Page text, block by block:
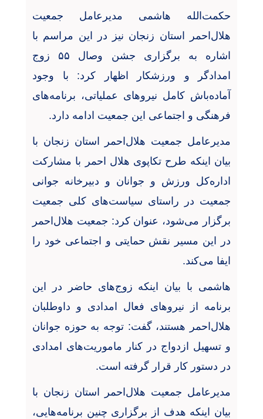
حکمت‌الله هاشمی مدیرعامل جمعیت
هلال‌احمر استان زنجان نیز در این مراسم با
اشاره به برگزاری جشن وصال ۵۵ زوج
امدادگر و ورزشکار اظهار کرد: با وجود
آماده‌باش کامل نیروهای عملیاتی، برنامه‌های
فرهنگی و اجتماعی این جمعیت ادامه دارد.
مدیرعامل جمعیت هلال‌احمر استان زنجان با
بیان اینکه طرح تکاپوی هلال احمر با مشارکت
اداره‌کل ورزش و جوانان و دبیرخانه جوانی
جمعیت در راستای سیاست‌های کلی جمعیت
برگزار می‌شود، عنوان کرد: جمعیت هلال‌احمر
در این مسیر نقش حمایتی و اجتماعی خود را
ایفا می‌کند.
هاشمی با بیان اینکه زوج‌های حاضر در این
برنامه از نیروهای فعال امدادی و داوطلبان
هلال‌احمر هستند، گفت: توجه به حوزه جوانان
و تسهیل ازدواج در کنار ماموریت‌های امدادی
در دستور کار قرار گرفته است.
مدیرعامل جمعیت هلال‌احمر استان زنجان با
بیان اینکه هدف از برگزاری چنین برنامه‌هایی،